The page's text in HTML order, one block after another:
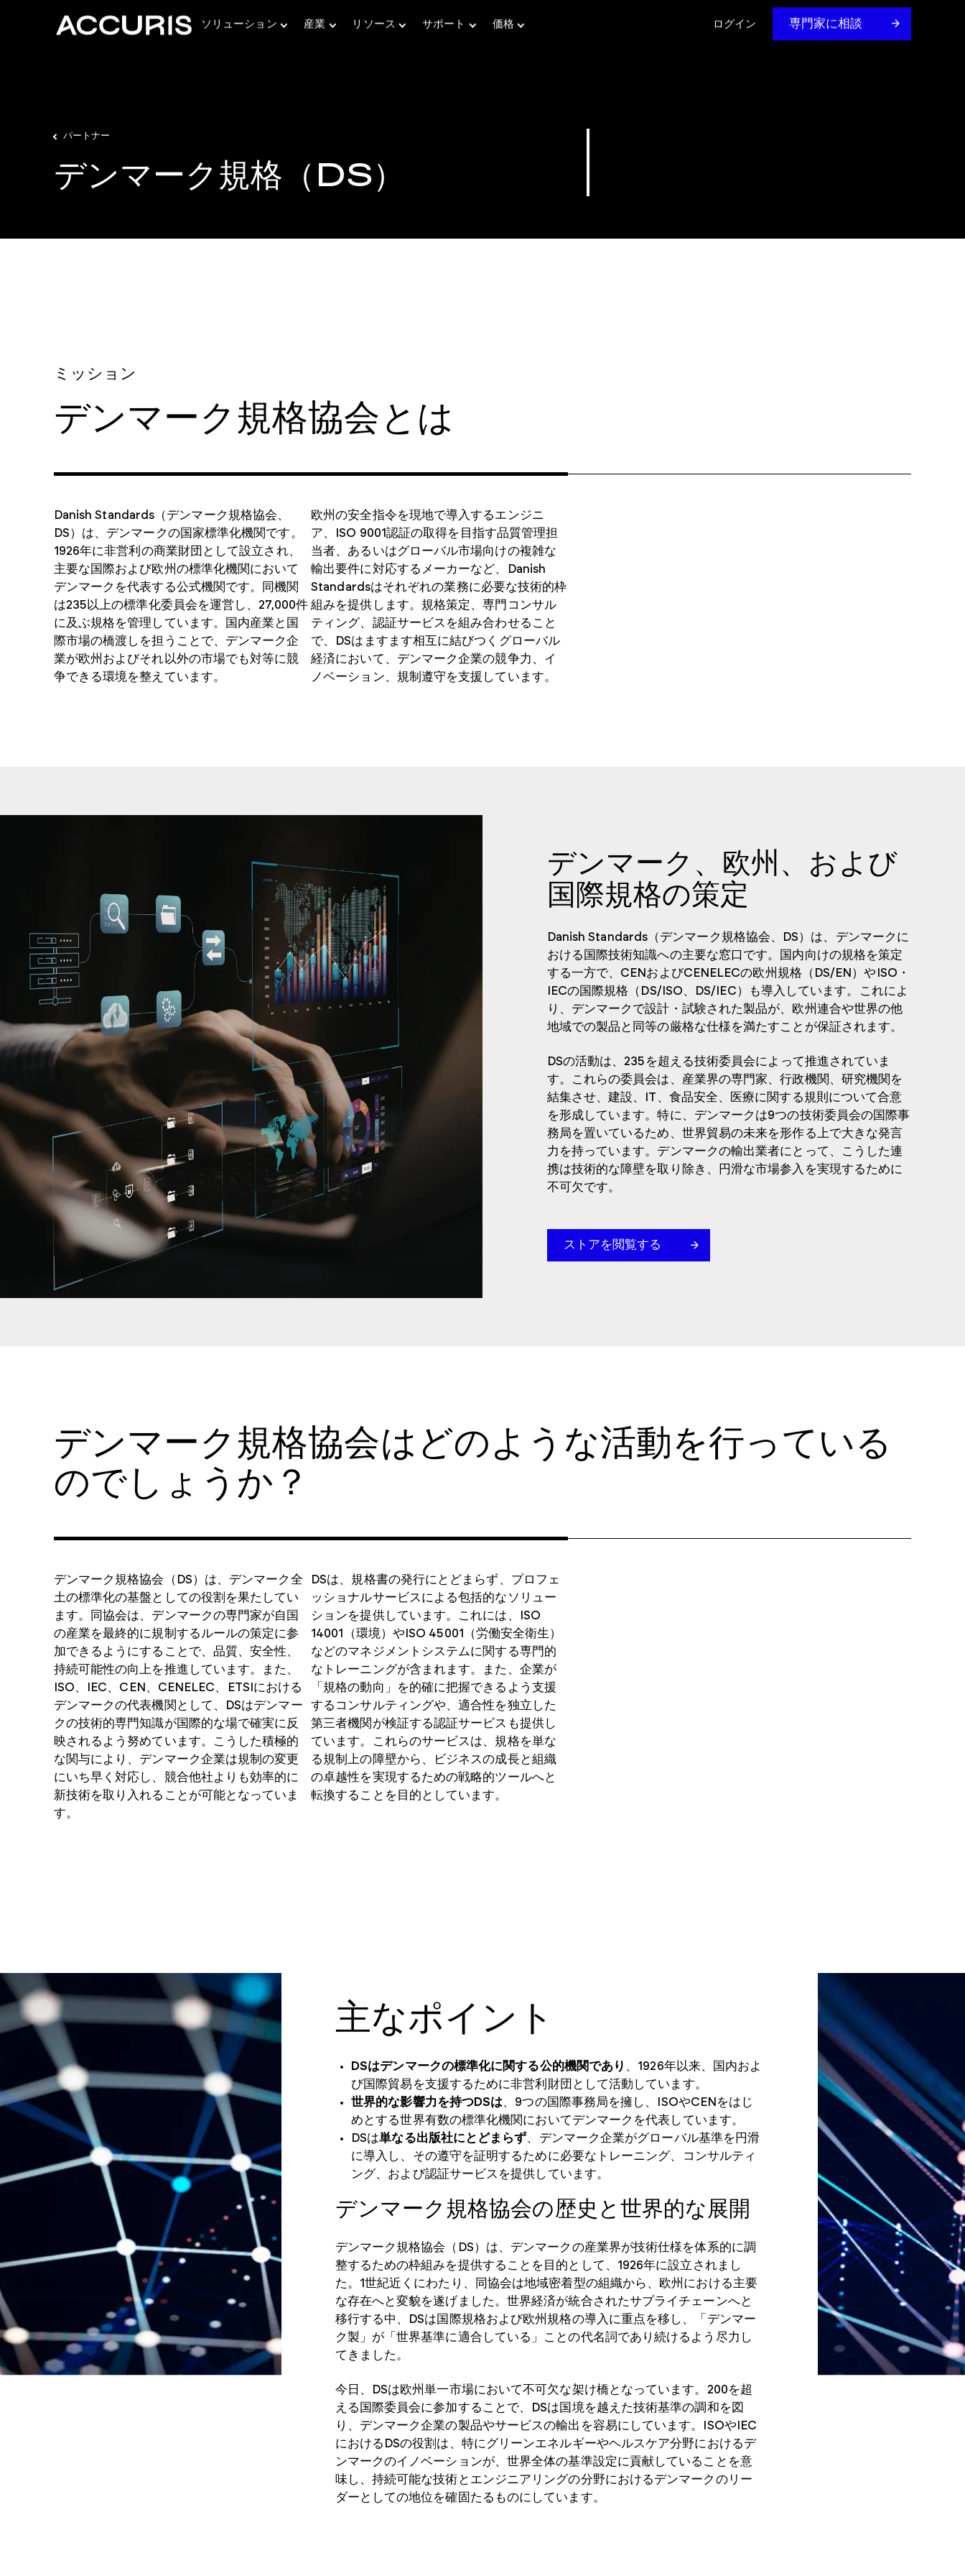
ソリューション
Engineering Workbench
400以上の規格団体による280万以上の工業規格電子図
Goldfire
個別の規格を購入
規格を購入
AIを活用したBOMインテリジェンス・ワー
クフロー
BOM Intelligence
労働安全衛生インテリジェンス
産業 リソース
Accurisの最新リリースと業界ニュース
イベント
Accurisが参加するカンファレンスや業界イベント
イト
さまざまな業界におけるお客様の成功事例
ブログ
トレンド、イノベーション、専門家の意見を探る
サポート 価格 ログイン 専門家に相談
パートナー
デンマーク規格（DS）
ミッション
デンマーク規格協会とは
Danish Standards（デンマーク規格協会、
DS）は、デンマークの国家標準化機関です。
1926年に非営利の商業財団として設立され、
主要な国際および欧州の標準化機関において
デンマークを代表する公式機関です。同機関
は235以上の標準化委員会を運営し、27,000件
に及ぶ規格を管理しています。国内産業と国
際市場の橋渡しを担うことで、デンマーク企
業が欧州およびそれ以外の市場でも対等に競
争できる環境を整えています。
欧州の安全指令を現地で導入するエンジニ
ア、ISO 9001認証の取得を目指す品質管理担
当者、あるいはグローバル市場向けの複雑な
輸出要件に対応するメーカーなど、Danish
Standardsはそれぞれの業務に必要な技術的枠
組みを提供します。規格策定、専門コンサル
ティング、認証サービスを組み合わせること
で、DSはますます相互に結びつくグローバル
経済において、デンマーク企業の競争力、イ
ノベーション、規制遵守を支援しています。
デンマーク、欧州、および
国際規格の策定
Danish Standards（デンマーク規格協会、DS）は、デンマークに
おける国際技術知識への主要な窓口です。国内向けの規格を策定
する一方で、CENおよびCENELECの欧州規格（DS/EN）やISO・
IECの国際規格（DS/ISO、DS/IEC）も導入しています。これによ
り、デンマークで設計・試験された製品が、欧州連合や世界の他
地域での製品と同等の厳格な仕様を満たすことが保証されます。
DSの活動は、235を超える技術委員会によって推進されていま
す。これらの委員会は、産業界の専門家、行政機関、研究機関を
結集させ、建設、IT、食品安全、医療に関する規則について合意
を形成しています。特に、デンマークは9つの技術委員会の国際事
務局を置いているため、世界貿易の未来を形作る上で大きな発言
力を持っています。デンマークの輸出業者にとって、こうした連
携は技術的な障壁を取り除き、円滑な市場参入を実現するために
不可欠です。
ストアを閲覧する
デンマーク規格協会はどのような活動を行っている
のでしょうか？
デンマーク規格協会（DS）は、デンマーク全
土の標準化の基盤としての役割を果たしてい
ます。同協会は、デンマークの専門家が自国
の産業を最終的に規制するルールの策定に参
加できるようにすることで、品質、安全性、
持続可能性の向上を推進しています。また、
ISO、IEC、CEN、CENELEC、ETSIにおける
デンマークの代表機関として、DSはデンマー
クの技術的専門知識が国際的な場で確実に反
映されるよう努めています。こうした積極的
な関与により、デンマーク企業は規制の変更
にいち早く対応し、競合他社よりも効率的に
新技術を取り入れることが可能となっていま
す。
DSは、規格書の発行にとどまらず、プロフェ
ッショナルサービスによる包括的なソリュー
ションを提供しています。これには、ISO
14001（環境）やISO 45001（労働安全衛生）
などのマネジメントシステムに関する専門的
なトレーニングが含まれます。また、企業が
「規格の動向」を的確に把握できるよう支援
するコンサルティングや、適合性を独立した
第三者機関が検証する認証サービスも提供し
ています。これらのサービスは、規格を単な
る規制上の障壁から、ビジネスの成長と組織
の卓越性を実現するための戦略的ツールへと
転換することを目的としています。
主なポイント
DSはデンマークの標準化に関する公的機関であり 、1926年以来、国内およ
び国際貿易を支援するために非営利財団として活動しています。
世界的な影響力を持つDSは、9つの国際事務局を擁し、ISOやCENをはじ
めとする世界有数の標準化機関においてデンマークを代表しています。
DSは単なる出版社にとどまらず、デンマーク企業がグローバル基準を円滑
に導入し、その遵守を証明するために必要なトレーニング、コンサルティ
ング、および認証サービスを提供しています。
デンマーク規格協会の歴史と世界的な展開
デンマーク規格協会（DS）は、デンマークの産業界が技術仕様を体系的に調
整するための枠組みを提供することを目的として、1926年に設立されまし
た。1世紀近くにわたり、同協会は地域密着型の組織から、欧州における主要
な存在へと変貌を遂げました。世界経済が統合されたサプライチェーンへと
移行する中、DSは国際規格および欧州規格の導入に重点を移し、「デンマー
ク製」が「世界基準に適合している」ことの代名詞であり続けるよう尽力し
てきました。
今日、DSは欧州単一市場において不可欠な架け橋となっています。200を超
える国際委員会に参加することで、DSは国境を越えた技術基準の調和を図
り、デンマーク企業の製品やサービスの輸出を容易にしています。ISOやIEC
におけるDSの役割は、特にグリーンエネルギーやヘルスケア分野におけるデ
ンマークのイノベーションが、世界全体の基準設定に貢献していることを意
味し、持続可能な技術とエンジニアリングの分野におけるデンマークのリー
ダーとしての地位を確固たるものにしています。